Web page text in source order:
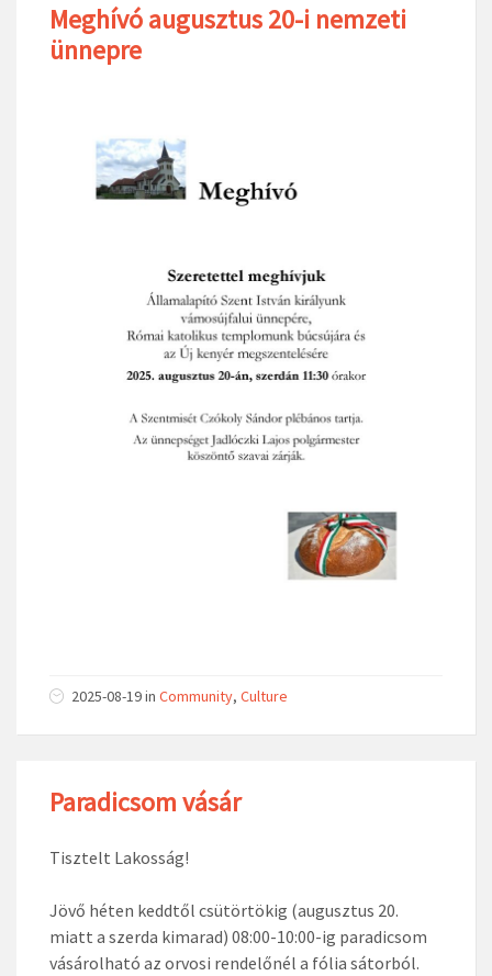
Meghívó augusztus 20-i nemzeti
ünnepre
2025-08-19in Community, Culture
Paradicsom vásár
Tisztelt Lakosság!
Jövő héten keddtől csütörtökig (augusztus 20.
miatt a szerda kimarad) 08:00-10:00-ig paradicsom
vásárolható az orvosi rendelőnél a fólia sátorból.